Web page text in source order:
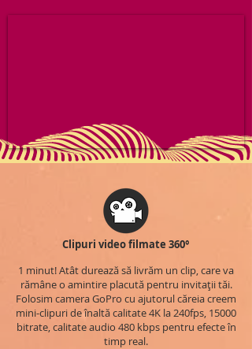
Clipuri video filmate 360°
1 minut! Atât durează să livrăm un clip, care va
rămâne o amintire placută pentru invitații tăi.
Folosim camera GoPro cu ajutorul căreia creem
mini-clipuri de înaltă calitate 4K la 240fps, 15000
bitrate, calitate audio 480 kbps pentru efecte în
timp real.